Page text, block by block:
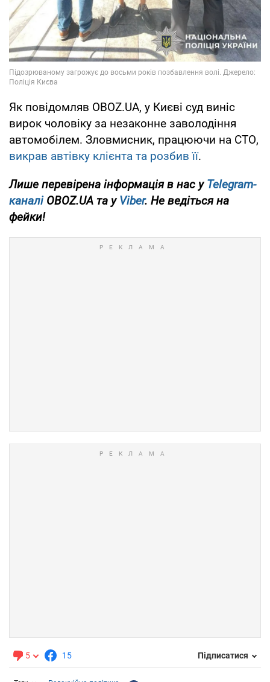
Як повідомляв OBOZ.UA, у Києві суд виніс
вирок чоловіку за незаконне заволодіння
автомобілем. Зловмисник, працюючи на СТО,
викрав автівку клієнта та розбив її.
Лише перевірена інформація в нас уTelegram-
каналіOBOZ.UA та уViber. Не ведіться на
фейки!
5 15 Підписатися